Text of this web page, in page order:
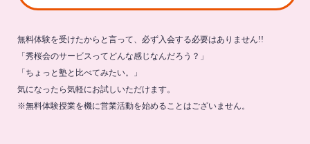
無料体験を受けたからと言って、必ず入会する必要はありません!!
「秀桜会のサービスってどんな感じなんだろう？」
「ちょっと塾と比べてみたい。」
気になったら気軽にお試しいただけます。
※無料体験授業を機に営業活動を始めることはございません。